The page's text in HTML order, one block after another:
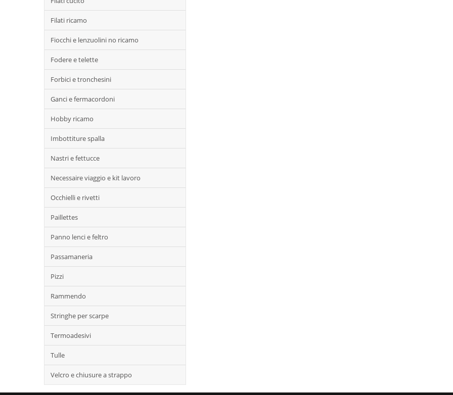
Filati ricamo
Fiocchi e lenzuolini no ricamo
Fodere e telette
Forbici e tronchesini
Ganci e fermacordoni
Hobby ricamo
Imbottiture spalla
Nastri e fettucce
Necessaire viaggio e kit lavoro
Occhielli e rivetti
Paillettes
Panno lenci e feltro
Passamaneria
Pizzi
Rammendo
Stringhe per scarpe
Termoadesivi
Tulle
Velcro e chiusure a strappo